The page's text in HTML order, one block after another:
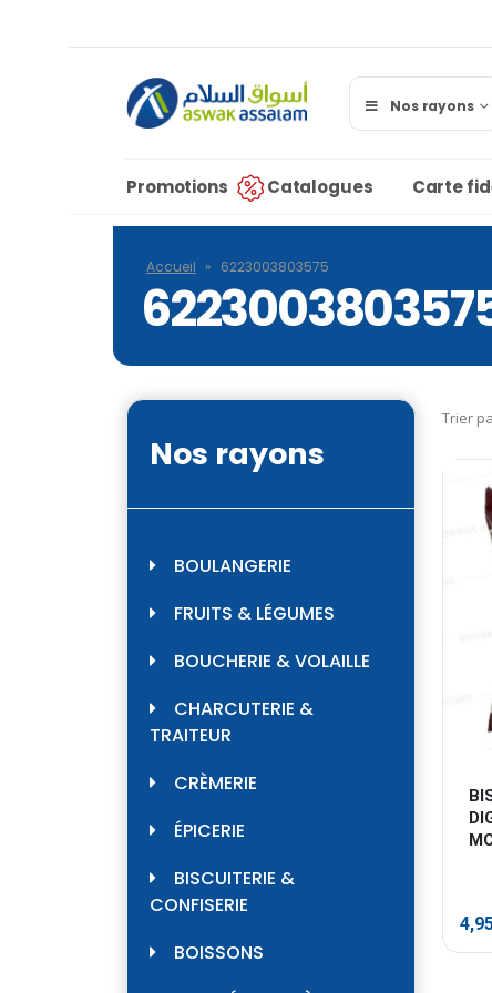
Nos rayons
Promotions Catalogues Carte
Accueil » 6223003803575
Trier
Nos rayons
BOULANGERIE
FRUITS & LÉGUMES
BOUCHERIE & VOLAILLE
CHARCUTERIE &
TRAITEUR
CRÈMERIE
ÉPICERIE
BISCUITERIE &
CONFISERIE
BOISSONS